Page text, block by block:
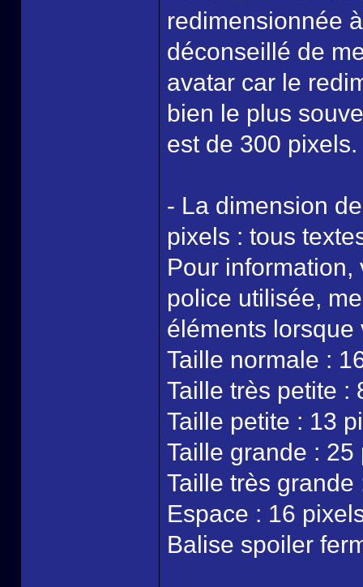
redimensionnée
déconseillé de
avatar car le
bien le plus
est de 300 pixels.
- La dimension
pixels : tous
Pour
police utilisée,
éléments lorsque
Taille normale :
Taille très petite :
Taille petite : 13
Taille grande : 25
Taille très grande
Espace : 16
Balise spoiler